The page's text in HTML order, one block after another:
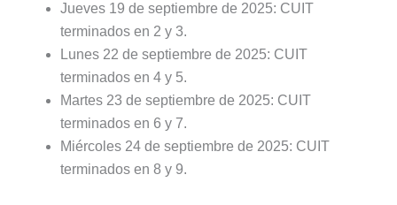
Jueves 19 de septiembre de 2025: CUIT
terminados en 2 y 3.
Lunes 22 de septiembre de 2025: CUIT
terminados en 4 y 5.
Martes 23 de septiembre de 2025: CUIT
terminados en 6 y 7.
Miércoles 24 de septiembre de 2025: CUIT
terminados en 8 y 9.